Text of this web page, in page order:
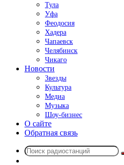
Тула
Уфа
Феодосия
Хадера
Чапаевск
Челябинск
Чикаго
Новости
Звезды
Культура
Медиа
Музыка
Шоу-бизнес
О сайте
Обратная связь